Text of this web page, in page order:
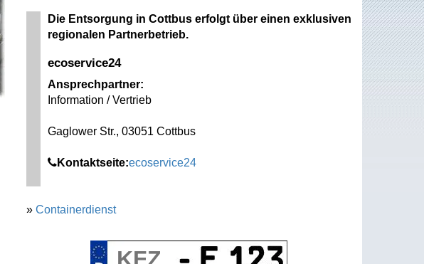
Die Entsorgung in Cottbus erfolgt über einen exklusiven
regionalen Partnerbetrieb.
ecoservice24
Ansprechpartner:
Information / Vertrieb
Gaglower Str., 03051 Cottbus
Kontaktseite:ecoservice24
» Containerdienst